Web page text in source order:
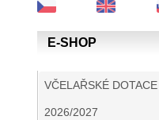
E-SHOP
VČELAŘSKÉ DOTACE
2026/2027